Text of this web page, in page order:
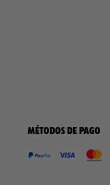
MÉTODOS DE PAGO